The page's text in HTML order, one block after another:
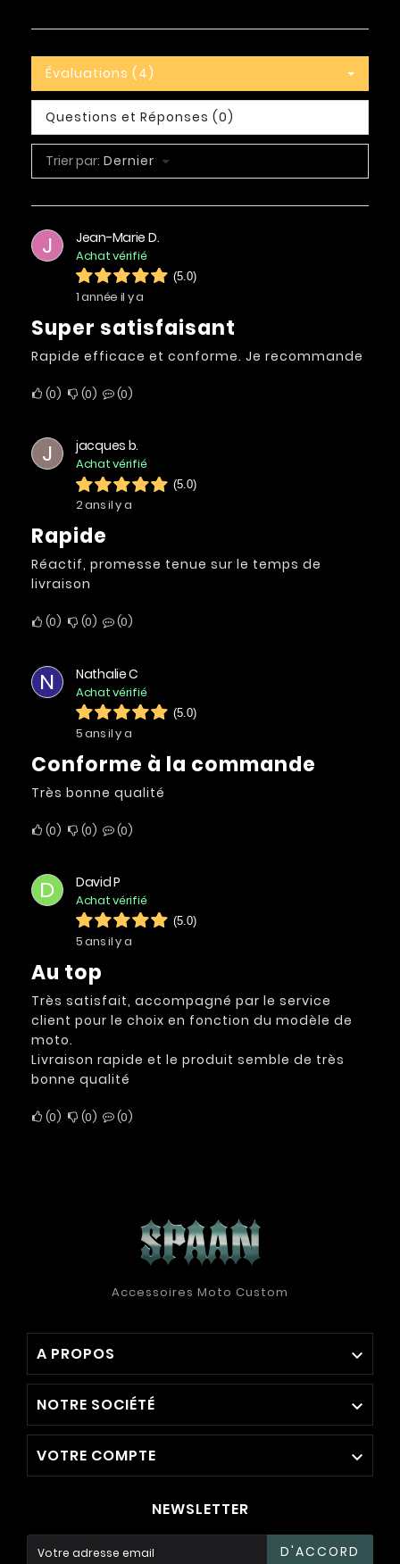
Évaluations (4)
Questions et Réponses (0)
Trier par: Dernier
J Jean-Marie D.
Achat vérifié
(5.0)
1 année il y a
Super satisfaisant
Rapide efficace et conforme. Je recommande
0 0 0
J jacques b.
Achat vérifié
(5.0)
2 ans il y a
Rapide
Réactif, promesse tenue sur le temps de
livraison
0 0 0
N Nathalie C
Achat vérifié
(5.0)
5 ans il y a
Conforme à la commande
Très bonne qualité
0 0 0
D David P
Achat vérifié
(5.0)
5 ans il y a
Au top
Très satisfait, accompagné par le service
client pour le choix en fonction du modèle de
moto.
Livraison rapide et le produit semble de très
bonne qualité
0 0 0
Accessoires Moto Custom
A PROPOS 
NOTRE SOCIÉTÉ 
VOTRE COMPTE 
NEWSLETTER
D'ACCORD